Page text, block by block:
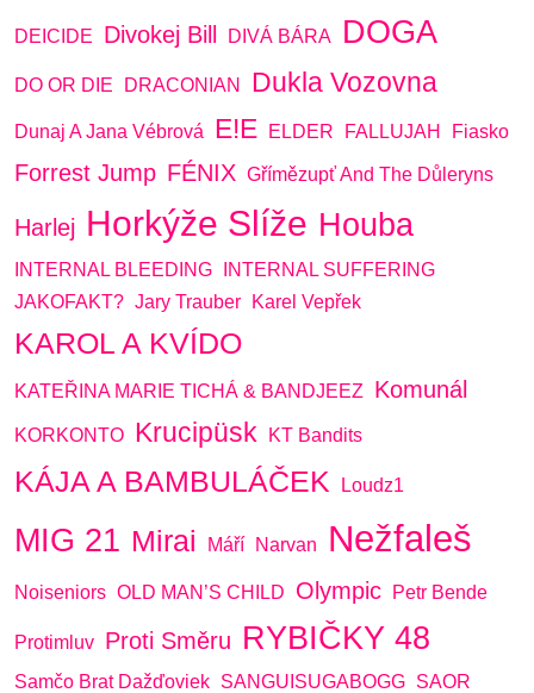
DEICIDE Divokej Bill DIVÁ BÁRA DOGA
DO OR DIE DRACONIAN Dukla Vozovna
Dunaj A Jana Vébrová E!E ELDER FALLUJAH Fiasko
Forrest Jump FÉNIX Gřímězupť And The Důleryns
Harlej Horkýže Slíže Houba
INTERNAL BLEEDING
INTERNAL SUFFERING
JAKOFAKT? Jary Trauber Karel Vepřek
KAROL A KVÍDO
KATEŘINA MARIE TICHÁ & BANDJEEZ Komunál
KORKONTO Krucipüsk KT Bandits
KÁJA A BAMBULÁČEK Loudz1
MIG 21 Mirai Máří Narvan Nežfaleš
Noiseniors OLD MAN’S CHILD Olympic Petr Bende
Protimluv Proti Směru RYBIČKY 48
Samčo Brat Dažďoviek SANGUISUGABOGG SAOR